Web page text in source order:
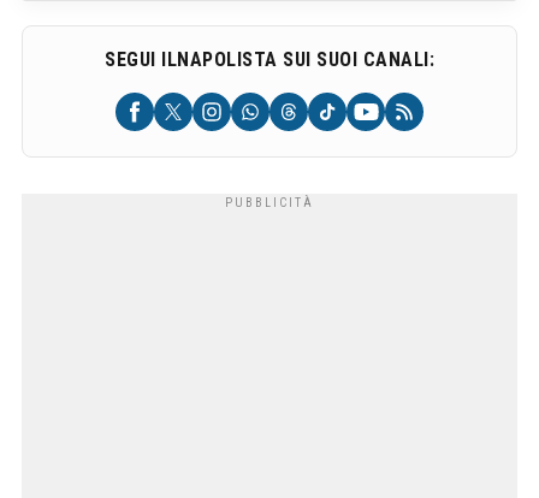
SEGUI ILNAPOLISTA SUI SUOI CANALI: